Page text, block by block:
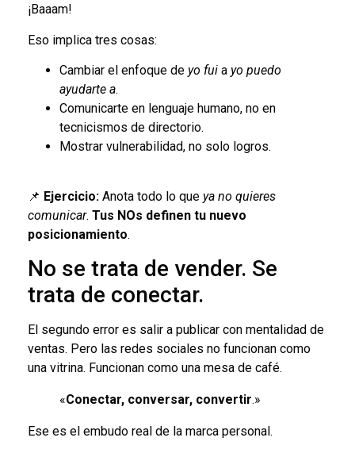
¡Baaam!
Eso implica tres cosas:
Cambiar el enfoque de yo fui a yo puedo
ayudarte a.
Comunicarte en lenguaje humano, no en
tecnicismos de directorio.
Mostrar vulnerabilidad, no solo logros.
📌 Ejercicio: Anota todo lo que ya no quieres
comunicar. Tus NOs definen tu nuevo
posicionamiento.
No se trata de vender. Se
trata de conectar.
El segundo error es salir a publicar con mentalidad de
ventas. Pero las redes sociales no funcionan como
una vitrina. Funcionan como una mesa de café.
«Conectar, conversar, convertir.»
Ese es el embudo real de la marca personal.